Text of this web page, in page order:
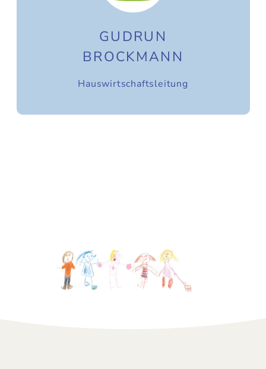
GUDRUN
BROCKMANN
Hauswirtschaftsleitung